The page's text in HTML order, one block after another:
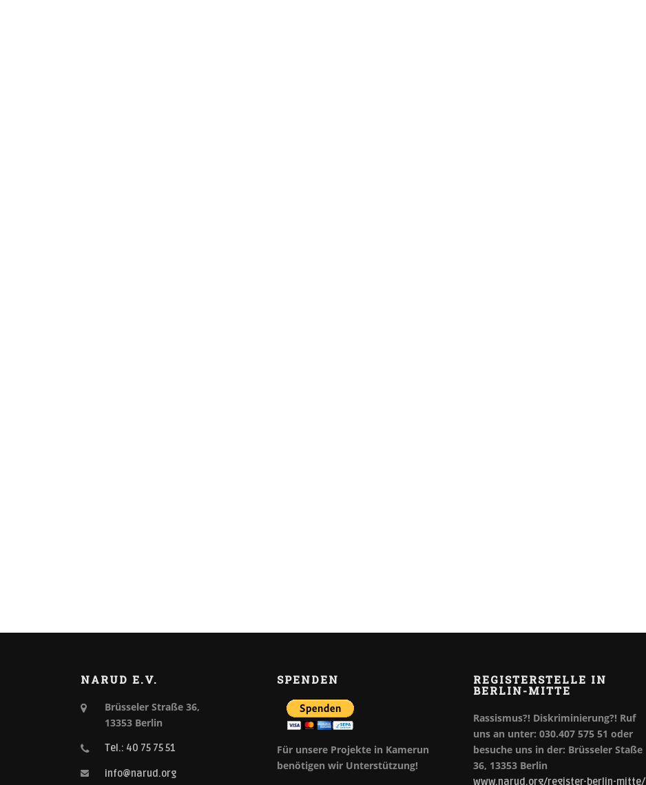
NARUD E.V.
Brüsseler Straße 36,
13353 Berlin
Tel.: 40 75 75 51
info@narud.org
SPENDEN
Für unsere Projekte in Kamerun
benötigen wir Unterstützung!
REGISTERSTELLE IN
BERLIN-MITTE
Rassismus?! Diskriminierung?! Ruf
uns an unter: 030.407 575 51 oder
besuche uns in der: Brüsseler Staße
36, 13353 Berlin
www.narud.org/register-berlin-mitte/